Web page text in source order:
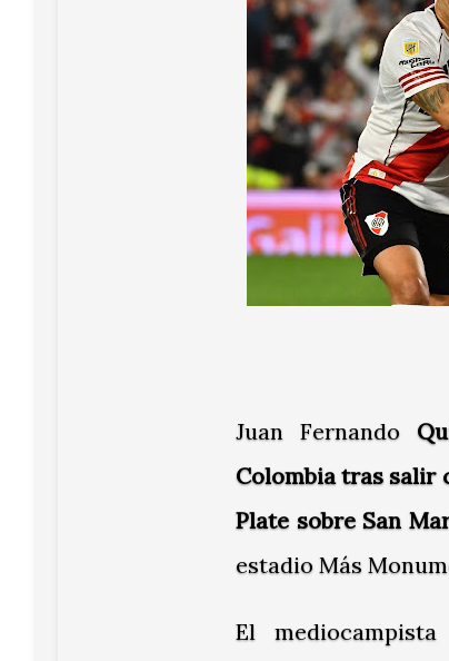
Juan Fernando
Colombia tras salir
Plate sobre San
estadio Más
El